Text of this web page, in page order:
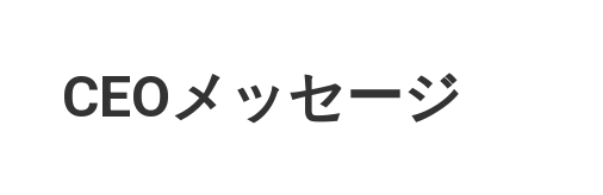
CEOメッセージ